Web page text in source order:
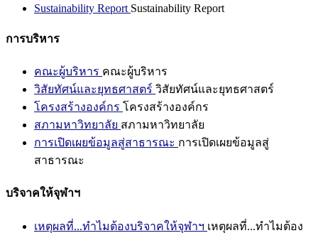
Sustainability Report Sustainability Report
การบริหาร
คณะผู้บริหาร คณะผู้บริหาร
วิสัยทัศน์และยุทธศาสตร์ วิสัยทัศน์และยุทธศาสตร์
โครงสร้างองค์กร โครงสร้างองค์กร
สภามหาวิทยาลัย สภามหาวิทยาลัย
การเปิดเผยข้อมูลสู่สาธารณะ การเปิดเผยข้อมูลสู่
สาธารณะ
บริจาคให้จุฬาฯ
เหตุผลที่...ทำไมต้องบริจาคให้จุฬาฯ เหตุผลที่...ทำไมต้อง